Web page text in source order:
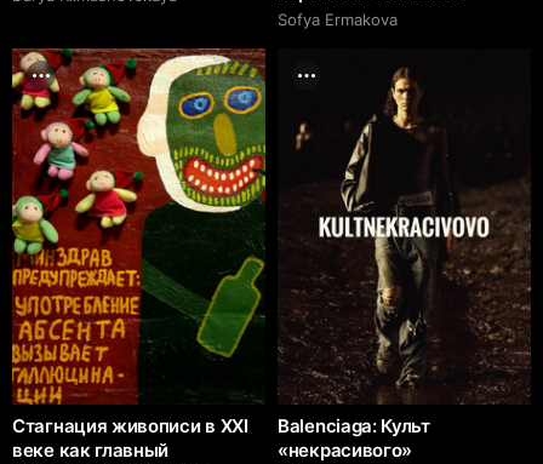
Sofya Ermakova
Стагнация живописи в XXI
веке как главный
Balenciaga: Культ
«некрасивого»